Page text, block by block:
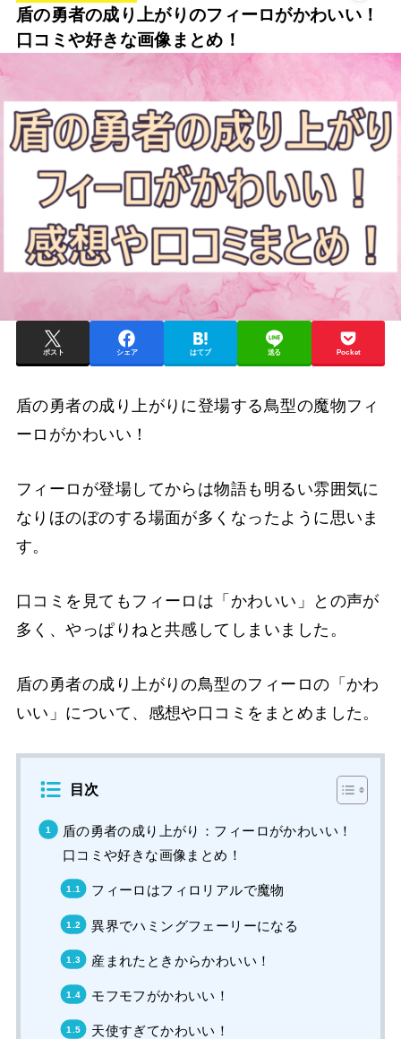
盾の勇者の成り上がりのフィーロがかわいい！
口コミや好きな画像まとめ！
ポスト シェア はてブ 送る Pocket
盾の勇者の成り上がりに登場する鳥型の魔物フィ
ーロがかわいい！
フィーロが登場してからは物語も明るい雰囲気に
なりほのぼのする場面が多くなったように思いま
す。
口コミを見てもフィーロは「かわいい」との声が
多く、やっぱりねと共感してしまいました。
盾の勇者の成り上がりの鳥型のフィーロの「かわ
いい」について、感想や口コミをまとめました。
目次
盾の勇者の成り上がり：フィーロがかわいい！
口コミや好きな画像まとめ！
フィーロはフィロリアルで魔物
異界でハミングフェーリーになる
産まれたときからかわいい！
モフモフがかわいい！
天使すぎてかわいい！